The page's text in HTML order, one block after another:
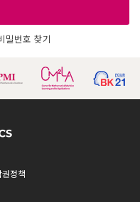
밀번호 찾기
정책